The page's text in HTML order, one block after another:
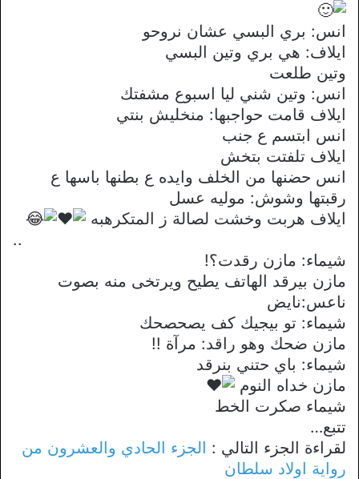
انس: بري البسي عشان نروحو
ايلاف: هي بري وتين البسي
وتين طلعت
انس: وتين شني ليا اسبوع مشفتك
ايلاف قامت حواجبها: منخليش بنتي
انس ابتسم ع جنب
ايلاف تلفتت بتخش
انس حضنها من الخلف وايده ع بطنها باسها ع
رقبتها وشوش: موليه عسل
ايلاف هربت وخشت لصالة ز المتكرهبه
..
شيماء: مازن رقدت؟!
مازن بيرقد الهاتف يطيح ويرتخى منه بصوت
ناعس:نايض
شيماء: تو بيجيك كف يصحصحك
مازن ضحك وهو راقد: مرآة !!
شيماء: باي حتني بنرقد
مازن خداه النوم
شيماء صكرت الخط
تتبع…
لقراءة الجزء التالي : الجزء الحادي والعشرون من
رواية اولاد سلطان